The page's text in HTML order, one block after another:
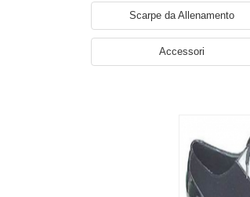
Scarpe da Allenamento
Accessori